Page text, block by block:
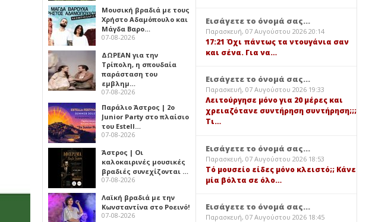
Μουσική βραδιά με τους
Χρήστο Αδαμόπουλο και
Μάγδα Βαρο…
07-08-2026
ΔΩΡΕΑΝ για την
Τρίπολη, η σπουδαία
παράσταση του
εμβλημ…
07-08-2026
Παράλιο Άστρος | 2ο
Junior Party στο πλαίσιο
του Estell…
07-08-2026
Άστρος | Οι
καλοκαιρινές μουσικές
βραδιές συνεχίζονται …
07-08-2026
Λαϊκή βραδιά με την
Κωνσταντίνα στο Ροεινό!
07-08-2026
Εισάγετε το όνομά σας...
Παρασκευή, 07 Αυγούστου 2026 20:14
17:21 Όχι πάντως τα ντουγάνια σαν
και σένα. Για να…
Εισάγετε το όνομά σας...
Παρασκευή, 07 Αυγούστου 2026 19:33
Λειτούργησε μόνο για 20 μέρες και
χρειαζότανε συντήρηση συντήρηση;;;
Τι…
Εισάγετε το όνομά σας...
Παρασκευή, 07 Αυγούστου 2026 18:53
Τό μουσείο είδες μόνο κλειστό;; Κάνε
μία βόλτα σε όλο…
Εισάγετε το όνομά σας...
Παρασκευή, 07 Αυγούστου 2026 18:45